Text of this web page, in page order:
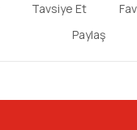
Tavsiye Et
Paylaş